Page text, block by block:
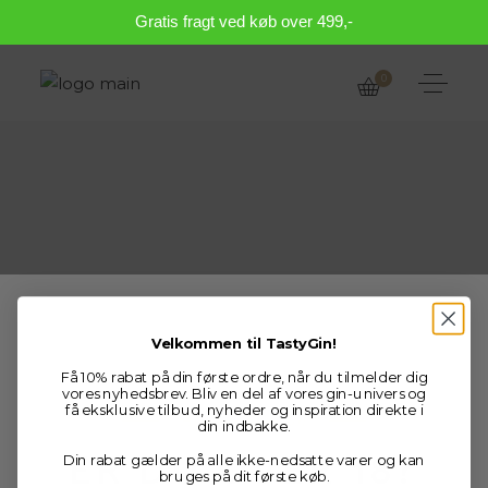
Gratis fragt ved køb over 499,-
Age verification
ER DU OVER 18?
0
SISHO BLADE
Velkommen til TastyGin!
Få 10% rabat på din første ordre, når du tilmelder dig
vores nyhedsbrev. Bliv en del af vores gin-univers og
få eksklusive tilbud, nyheder og inspiration direkte i
din indbakke.
Din rabat gælder på alle ikke-nedsatte varer og kan
bruges på dit første køb.